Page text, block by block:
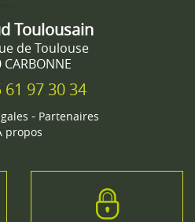
Toulousain
de Toulouse
61 97 30 34
- Partenaires
propos